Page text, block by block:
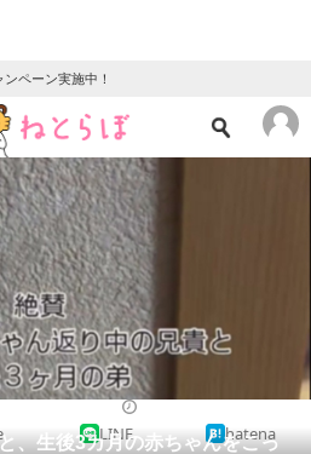
ペーン実施中！
ニュース
クイズ
地域
教育・育児
リサーチ
、生後3カ月の赤ちゃんをこっ
LINE hatena